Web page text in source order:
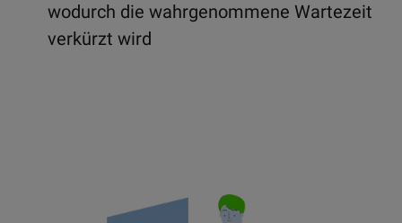
wodurch die wahrgenommene Wartezeit
verkürzt wird